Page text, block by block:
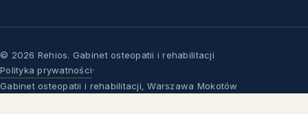
© 2026 Rehios. Gabinet osteopatii i rehabilitacji
Polityka prywatności·
Gabinet osteopatii i rehabilitacji, Warszawa Mokotów